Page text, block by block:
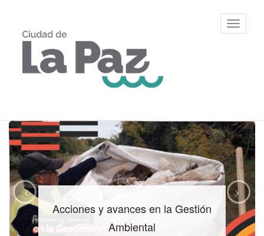
contenido
principalde La Paz,
Entre Ríos
barra
Contenido
principal
Acciones y avances en la Gestión
Ambiental